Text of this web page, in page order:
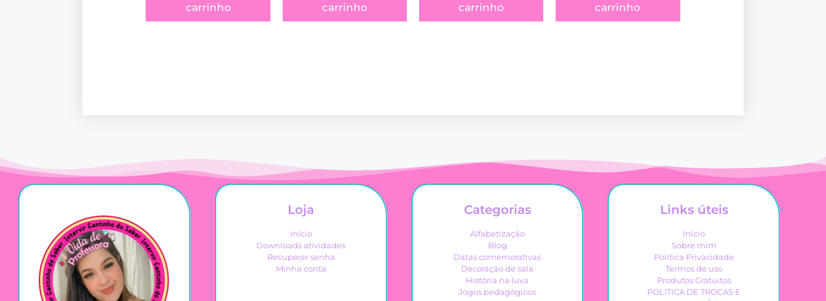
carrinho
carrinho
carrinho
carrinho
Loja
Início
Downloads atividades
Recuperar senha
Minha conta
Categorias
Alfabetização
Blog
Datas comemorativas
Decoração de sala
História na luva
Jogos pedagógicos
Links úteis
Início
Sobre mim
Política Privacidade
Termos de uso
Produtos Gratuitos
POLÍTICA DE TROCAS E